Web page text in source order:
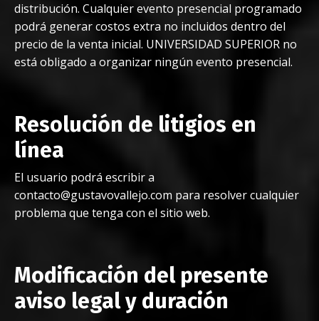
distribución. Cualquier evento presencial programado
podrá generar costos extra no incluidos dentro del
precio de la venta inicial. UNIVERSIDAD SUPERIOR no
está obligado a organizar ningún evento presencial.
Resolución de litigios en
línea
El usuario podrá escribir a
contacto@gustavovallejo.com para resolver cualquier
problema que tenga con el sitio web.
Modificación del presente
aviso legal y duración